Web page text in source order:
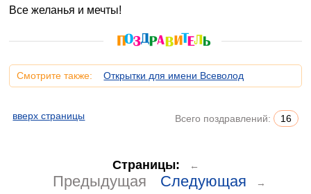
Все желанья и мечты!
Смотрите также: Открытки для имени Всеволод
вверх страницы Всего поздравлений: 16
Страницы: ←
Предыдущая Следующая →